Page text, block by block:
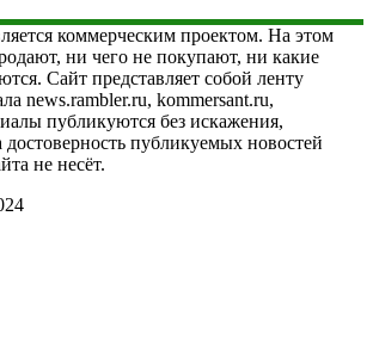
коммерческим проектом. На этом
ни чего не покупают, ни какие
Сайт представляет собой ленту
news.rambler.ru, kommersant.ru,
публикуются без искажения,
достоверность публикуемых новостей
не несёт.